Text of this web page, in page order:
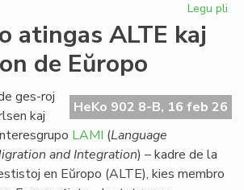
Legu pli
atingas ALTE kaj
de Eŭropo
HeKo 902 8-B, 16 feb 26
ges-roj
kaj
LAMI (Language
and Integration) – kadre de la
en Eŭropo (ALTE), kies membro